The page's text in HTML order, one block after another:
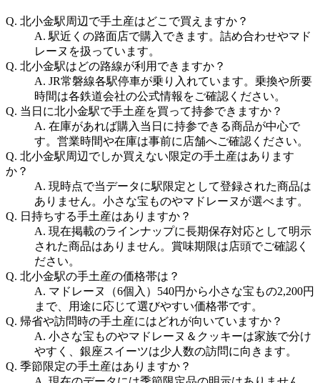
Q. 北小金駅周辺で手土産はどこで買えますか？
A. 駅近くの路面店で購入できます。詰め合わせやマド
レーヌを扱っています。
Q. 北小金駅はどの路線が利用できますか？
A. JR常磐線各駅停車が乗り入れています。乗換や所要
時間は各鉄道会社の公式情報をご確認ください。
Q. 当日に北小金駅で手土産を買って持参できますか？
A. 在庫があれば購入当日に持参できる商品が中心で
す。営業時間や在庫は事前に店舗へご確認ください。
Q. 北小金駅周辺でしか買えない限定の手土産はあります
か？
A. 現時点で当データに駅限定として登録された商品は
ありません。小さな宝ものやマドレーヌが選べます。
Q. 日持ちする手土産はありますか？
A. 現在掲載のラインナップに長期保存対応として明示
された商品はありません。賞味期限は店頭でご確認く
ださい。
Q. 北小金駅の手土産の価格帯は？
A. マドレーヌ（6個入）540円から小さな宝もの2,200円
まで、用途に応じて選びやすい価格帯です。
Q. 帰省や訪問時の手土産にはどれが向いていますか？
A. 小さな宝ものやマドレーヌ＆クッキーは家族で分け
やすく、銀座スイーツは少人数の訪問に向きます。
Q. 季節限定の手土産はありますか？